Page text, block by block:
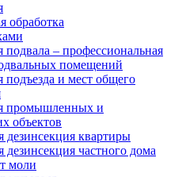
обработка
подвала – профессиональная
помещений
подъезда и мест общего
промышленных и
объектов
дезинсекция квартиры
дезинсекция частного дома
моли